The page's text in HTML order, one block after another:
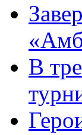
В